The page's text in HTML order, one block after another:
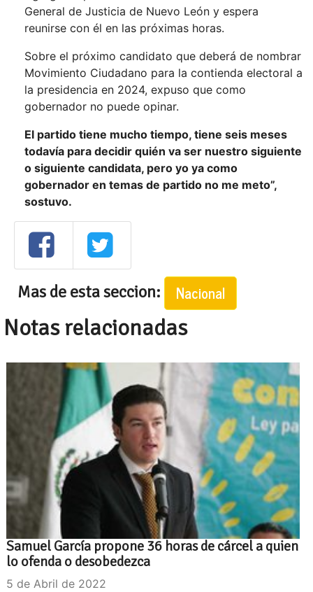
General de Justicia de Nuevo León y espera
reunirse con él en las próximas horas.
Sobre el próximo candidato que deberá de nombrar
Movimiento Ciudadano para la contienda electoral a
la presidencia en 2024, expuso que como
gobernador no puede opinar.
El partido tiene mucho tiempo, tiene seis meses
todavía para decidir quién va ser nuestro siguiente
o siguiente candidata, pero yo ya como
gobernador en temas de partido no me meto”,
sostuvo.
Mas de esta seccion: Nacional
Notas relacionadas
Samuel García propone 36 horas de cárcel a quien
lo ofenda o desobedezca
5 de Abril de 2022